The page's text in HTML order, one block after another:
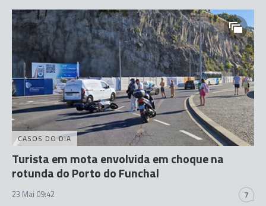
CASOS DO DIA
Turista em mota envolvida em choque na
rotunda do Porto do Funchal
23 Mai 09:42 7